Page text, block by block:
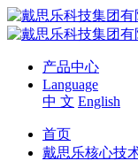
产品中心
Language
中 文 English
首页
戴思乐核心技